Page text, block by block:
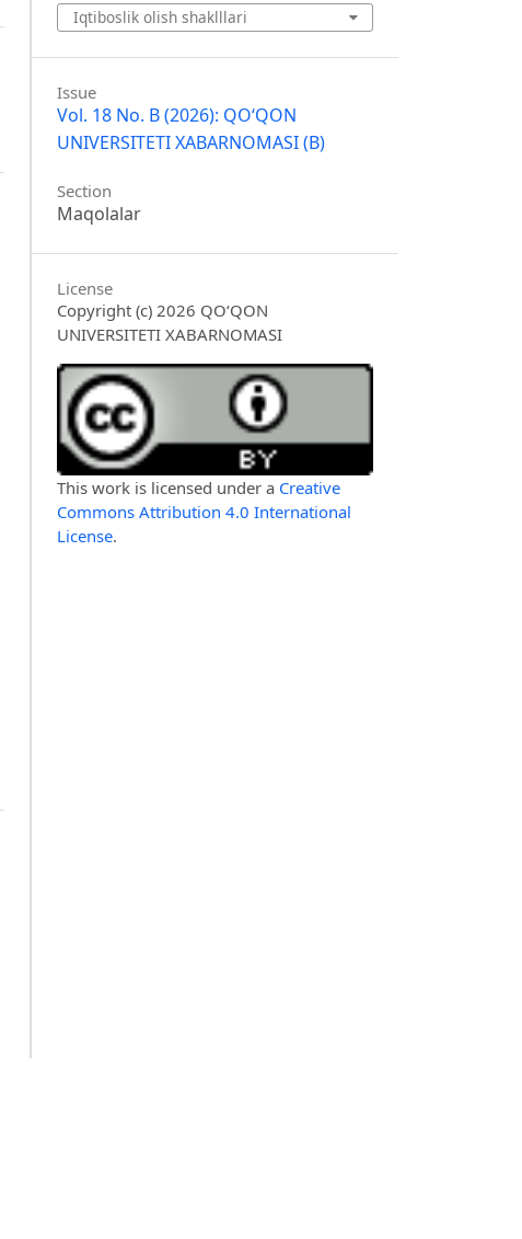
Iqtiboslik olish shaklllari
Issue
Vol. 18 No. B (2026): QO‘QON
UNIVERSITETI XABARNOMASI (B)
Section
Maqolalar
License
Copyright (c) 2026 QO‘QON
UNIVERSITETI XABARNOMASI
This work is licensed under a Creative
Commons Attribution 4.0 International
License.